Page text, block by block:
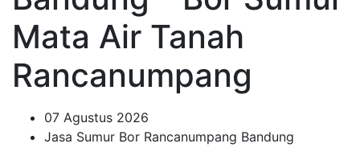
Mata Air Tanah
Rancanumpang
07 Agustus 2026
Jasa Sumur Bor Rancanumpang Bandung